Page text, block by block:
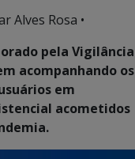
Alves Rosa •
pela Vigilância
acompanhando os
em
acometidos